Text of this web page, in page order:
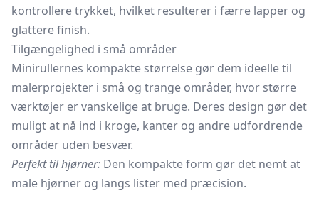
kontrollere trykket, hvilket resulterer i færre lapper og
glattere finish.
Tilgængelighed i små områder
Minirullernes kompakte størrelse gør dem ideelle til
malerprojekter i små og trange områder, hvor større
værktøjer er vanskelige at bruge. Deres design gør det
muligt at nå ind i kroge, kanter og andre udfordrende
områder uden besvær.
Perfekt til hjørner: Den kompakte form gør det nemt at
male hjørner og langs lister med præcision.